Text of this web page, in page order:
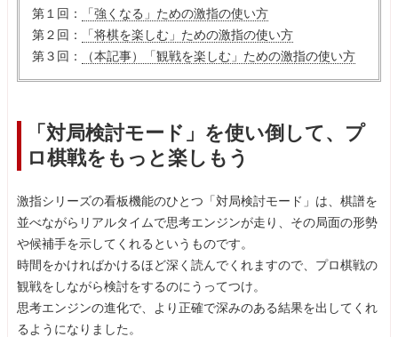
第１回：
「強くなる」ための激指の使い方
第２回：
「将棋を楽しむ」ための激指の使い方
第３回：
（本記事）「観戦を楽しむ」ための激指の使い方
「対局検討モード」を使い倒して、プ
ロ棋戦をもっと楽しもう
激指シリーズの看板機能のひとつ「対局検討モード」は、棋譜を
並べながらリアルタイムで思考エンジンが走り、その局面の形勢
や候補手を示してくれるというものです。
時間をかければかけるほど深く読んでくれますので、プロ棋戦の
観戦をしながら検討をするのにうってつけ。
思考エンジンの進化で、より正確で深みのある結果を出してくれ
るようになりました。